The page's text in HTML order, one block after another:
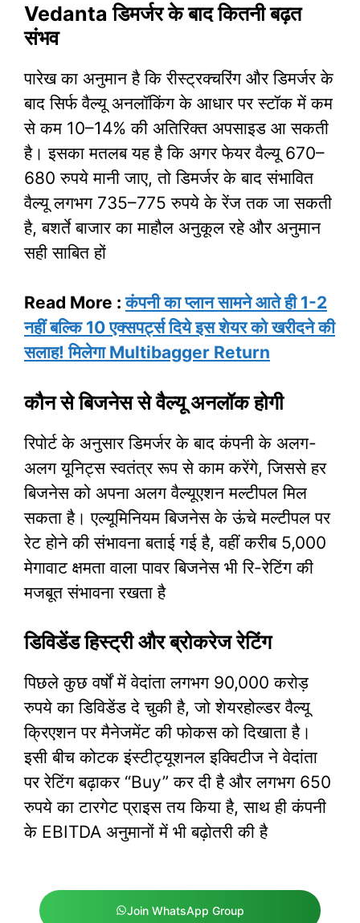
Vedanta डिमर्जर के बाद कितनी बढ़त
संभव
पारेख का अनुमान है कि रीस्ट्रक्चरिंग और डिमर्जर के
बाद सिर्फ वैल्यू अनलॉकिंग के आधार पर स्टॉक में कम
से कम 10–14% की अतिरिक्त अपसाइड आ सकती
है। इसका मतलब यह है कि अगर फेयर वैल्यू 670–
680 रुपये मानी जाए, तो डिमर्जर के बाद संभावित
वैल्यू लगभग 735–775 रुपये के रेंज तक जा सकती
है, बशर्ते बाजार का माहौल अनुकूल रहे और अनुमान
सही साबित हों
​Read More :कंपनी का प्लान सामने आते ही 1-2
नहीं बल्कि 10 एक्सपर्ट्स दिये इस शेयर को खरीदने की
सलाह! मिलेगा Multibagger Return
कौन से बिजनेस से वैल्यू अनलॉक होगी
रिपोर्ट के अनुसार डिमर्जर के बाद कंपनी के अलग-
अलग यूनिट्स स्वतंत्र रूप से काम करेंगे, जिससे हर
बिजनेस को अपना अलग वैल्यूएशन मल्टीपल मिल
सकता है। एल्यूमिनियम बिजनेस के ऊंचे मल्टीपल पर
रेट होने की संभावना बताई गई है, वहीं करीब 5,000
मेगावाट क्षमता वाला पावर बिजनेस भी रि-रेटिंग की
मजबूत संभावना रखता है​
डिविडेंड हिस्ट्री और ब्रोकरेज रेटिंग
पिछले कुछ वर्षों में वेदांता लगभग 90,000 करोड़
रुपये का डिविडेंड दे चुकी है, जो शेयरहोल्डर वैल्यू
क्रिएशन पर मैनेजमेंट की फोकस को दिखाता है।
इसी बीच कोटक इंस्टीट्यूशनल इक्विटीज ने वेदांता
पर रेटिंग बढ़ाकर “Buy” कर दी है और लगभग 650
रुपये का टारगेट प्राइस तय किया है, साथ ही कंपनी
के EBITDA अनुमानों में भी बढ़ोतरी की है
Join WhatsApp Group